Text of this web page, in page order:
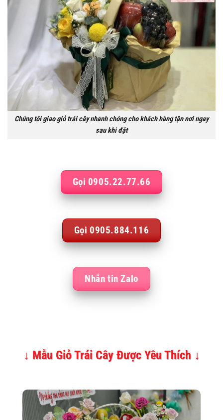
Chúng tôi giao giỏ trái cây nhanh chóng cho khách hàng tận nơi ngay
sau khi đặt
Gọi 0905.22.77.66
Gọi 0905.884.116
Nhắn tin Zalo
↓ Mẫu Giỏ Trái Cây Được Yêu Thích ↓